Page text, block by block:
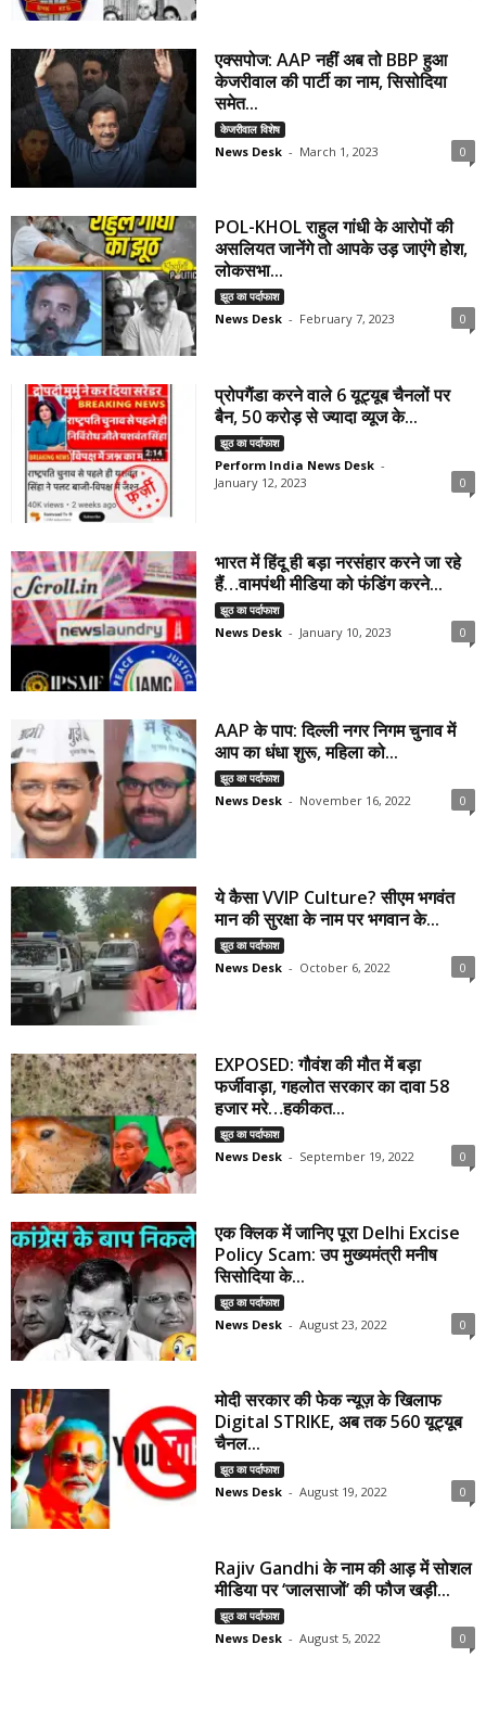
एक्सपोज: AAP नहीं अब तो BBP हुआ
केजरीवाल की पार्टी का नाम, सिसोदिया
समेत...
केजरीवाल विशेष
News Desk - March 1, 2023 0
POL-KHOL राहुल गांधी के आरोपों की
असलियत जानेंगे तो आपके उड़ जाएंगे होश,
लोकसभा...
झूठ का पर्दाफाश
News Desk - February 7, 2023 0
प्रोपगैंडा करने वाले 6 यूट्यूब चैनलों पर
बैन, 50 करोड़ से ज्यादा व्यूज के...
झूठ का पर्दाफाश
Perform India News Desk -
January 12, 2023
0
भारत में हिंदू ही बड़ा नरसंहार करने जा रहे
हैं…वामपंथी मीडिया को फंडिंग करने...
झूठ का पर्दाफाश
News Desk - January 10, 2023 0
AAP के पाप: दिल्ली नगर निगम चुनाव में
आप का धंधा शुरू, महिला को...
झूठ का पर्दाफाश
News Desk - November 16, 2022 0
ये कैसा VVIP Culture? सीएम भगवंत
मान की सुरक्षा के नाम पर भगवान के...
झूठ का पर्दाफाश
News Desk - October 6, 2022 0
EXPOSED: गौवंश की मौत में बड़ा
फर्जीवाड़ा, गहलोत सरकार का दावा 58
हजार मरे…हकीकत...
झूठ का पर्दाफाश
News Desk - September 19, 2022 0
एक क्लिक में जानिए पूरा Delhi Excise
Policy Scam: उप मुख्यमंत्री मनीष
सिसोदिया के...
झूठ का पर्दाफाश
News Desk - August 23, 2022 0
मोदी सरकार की फेक न्यूज़ के खिलाफ
Digital STRIKE, अब तक 560 यूट्यूब
चैनल...
झूठ का पर्दाफाश
News Desk - August 19, 2022 0
Rajiv Gandhi के नाम की आड़ में सोशल
मीडिया पर ‘जालसाजों’ की फौज खड़ी...
झूठ का पर्दाफाश
News Desk - August 5, 2022 0